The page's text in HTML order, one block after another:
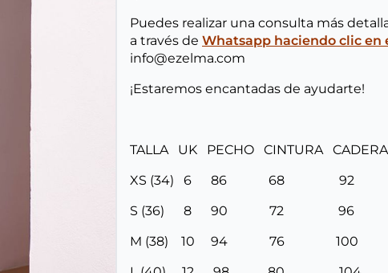
Puedes realizar una consulta más
a través de Whatsapp haciendo clic en
info@ezelma.com
¡Estaremos encantadas de ayudarte!
TALLA UK PECHO CINTURA CADERA
XS (34) 6 86 68 92
S (36) 8 90 72 96
M (38) 10 94 76 100